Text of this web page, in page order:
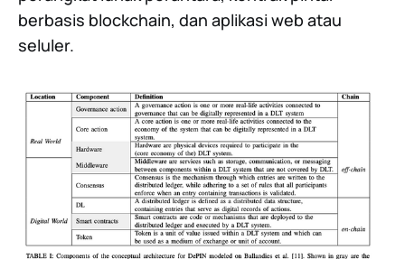
berbasis blockchain, dan aplikasi web atau
seluler.